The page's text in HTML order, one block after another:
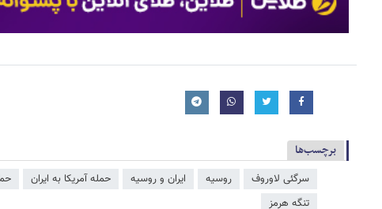
برچسب‌ها
سرگئی لاوروف روسیه ایران و روسیه حمله آمریکا به ایران
تنگه هرمز